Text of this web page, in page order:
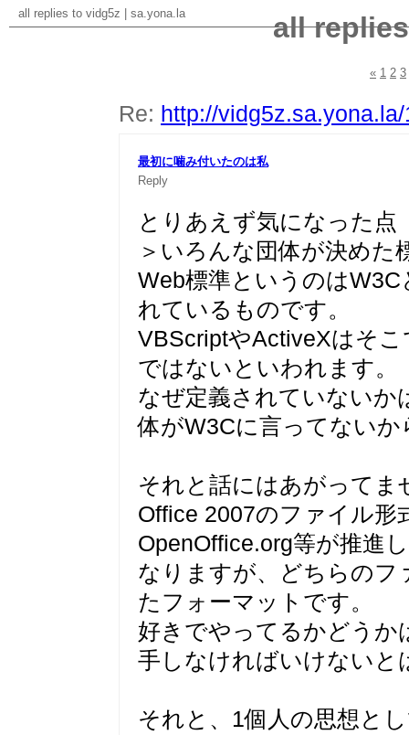
all replies to vidg5z sa.yona.la all
« 1 2 3
Re: http://
最初に噛み付いたのは私
Reply
とりあえず気になった点
＞いろんな団体が決めた
Web標準というのは
れているものです。
VBScriptやActiveXはそ
ではないといわれます。
なぜ定義されていないか
体がW3Cに言ってない
それと話にはあがってま
Office 2007のファイル形
OpenOffice.org等が推進
なりますが、どちらのフ
たフォーマットです。
好きでやってるかどうか
手しなければいけないと
それと、1個人の思想と